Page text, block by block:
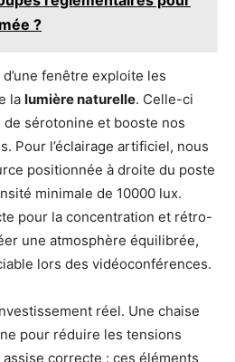
?
fenêtre exploite les
la lumière naturelle. Celle-ci
sérotonine et booste nos
Pour l’éclairage artificiel, nous
positionnée à droite du poste
minimale de 10000 lux.
pour la concentration et rétro-
une atmosphère équilibrée,
lors des vidéoconférences.
réel. Une chaise
pour réduire les tensions
correcte : ces éléments